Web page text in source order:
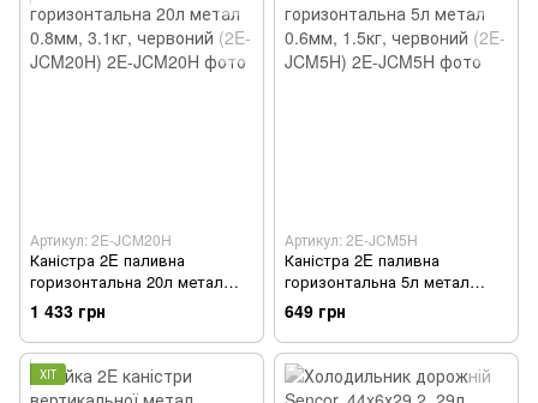
Артикул: 2E-JCM20H
Каністра 2E паливна
горизонтальна 20л метал
0.8мм, 3.1кг, червоний (2E-
JCM20H)
1 433 грн
Артикул: 2E-JCM5H
Каністра 2E паливна
горизонтальна 5л метал
0.6мм, 1.5кг, червоний (2E-
JCM5H)
649 грн
ХІТ